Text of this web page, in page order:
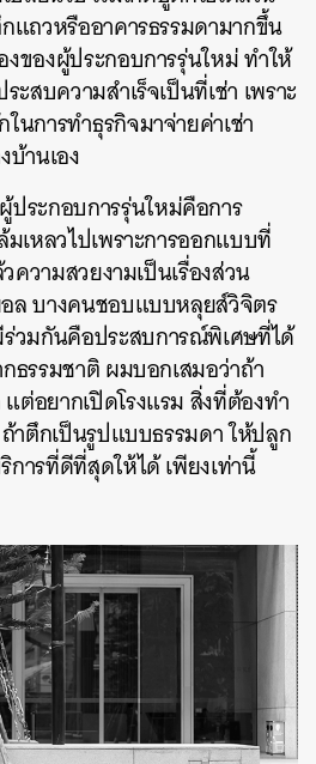
แถวหรืออาคารธรรมดามากขึ้น
ของผู้ประกอบการรุ่นใหม่ ทำให้
ะสบความสำเร็จเป็นที่เช่า เพราะ
นการทำธุรกิจมาจ่ายค่าเช่า
บ้านเอง
ระกอบการรุ่นใหม่คือการ
เหลวไปเพราะการออกแบบที่
ความสวยงามเป็นเรื่องส่วน
บางคนชอบแบบหลุยส์วิจิตร
มกันคือประสบการณ์พิเศษที่ได้
ธรรมชาติ ผมบอกเสมอว่าถ้า
ต่อยากเปิดโรงแรม สิ่งที่ต้องทำ
าตึกเป็นรูปแบบธรรมดา ให้ปลูก
ารที่ดีที่สุดให้ได้ เพียงเท่านี้
LINE